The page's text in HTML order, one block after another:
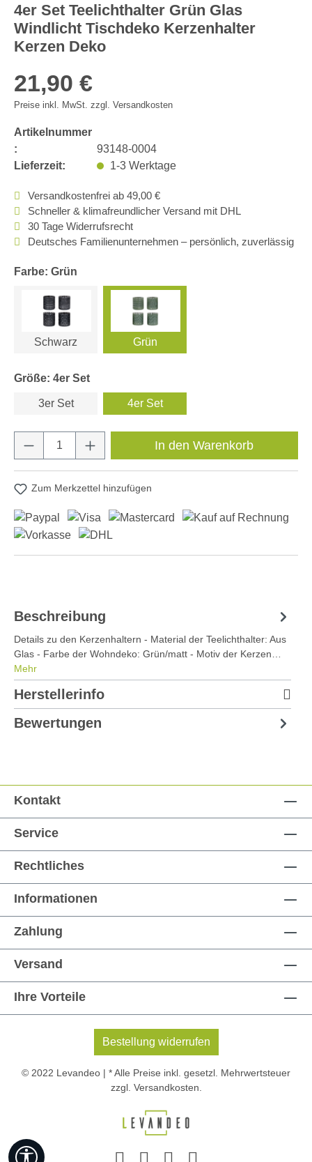
4er Set Teelichthalter Grün Glas
Windlicht Tischdeko Kerzenhalter
Kerzen Deko
21,90 €
Preise inkl. MwSt. zzgl. Versandkosten
Artikelnummer
:
93148-0004
Lieferzeit:
1-3 Werktage
Versandkostenfrei ab 49,00 €
Schneller & klimafreundlicher Versand mit DHL
30 Tage Widerrufsrecht
Deutsches Familienunternehmen – persönlich, zuverlässig
Farbe: Grün
Schwarz Grün
Größe: 4er Set
3er Set 4er Set
Produkt Anzahl: Gib den gewünschten
In den Warenkorb
Zum Merkzettel hinzufügen
Beschreibung
Details zu den Kerzenhaltern - Material der Teelichthalter: Aus
Glas - Farbe der Wohndeko: Grün/matt - Motiv der Kerzen…
Mehr
Herstellerinfo
Bewertungen
Kontakt
Service
Rechtliches
Informationen
Zahlung
Versand
Ihre Vorteile
Bestellung widerrufen
© 2022 Levandeo | * Alle Preise inkl. gesetzl. Mehrwertsteuer
zzgl. Versandkosten
Werkzeugleiste anzeigen